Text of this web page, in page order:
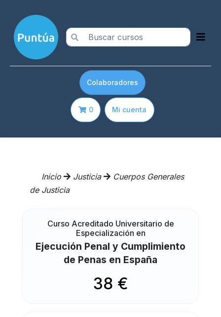
Colaboradores
0 Mi cuenta
Inicio Justicia
Cuerpos Generales
de Justicia
Curso Acreditado Universitario de
Especialización en
Ejecución Penal y Cumplimiento
de Penas en España
38 €